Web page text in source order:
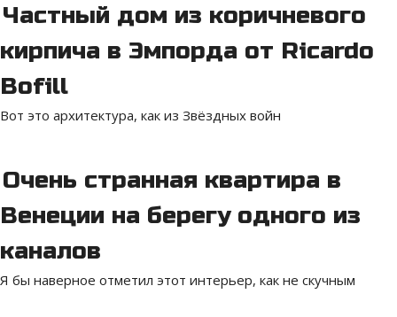
Частный дом из коричневого
кирпича в Эмпорда от Ricardo
Bofill
Вот это архитектура, как из Звёздных войн
Очень странная квартира в
Венеции на берегу одного из
каналов
Я бы наверное отметил этот интерьер, как не скучным